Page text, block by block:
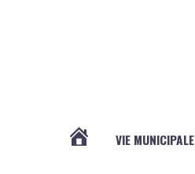
VIE MUNICIPALE